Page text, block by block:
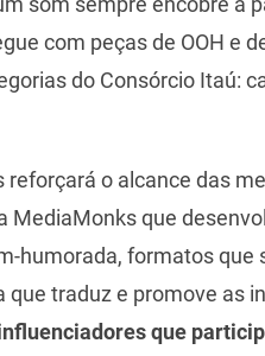
com peças de OOH e
do Consórcio Itaú:
o alcance das
MediaMonks que
humorada, formatos que
que traduz e promove as
que